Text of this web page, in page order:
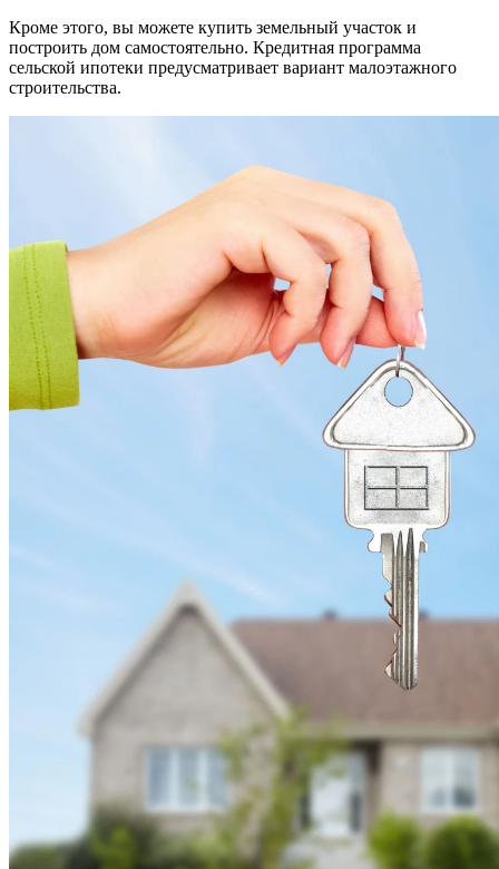
Кроме этого, вы можете купить земельный участок и
построить дом самостоятельно. Кредитная программа
сельской ипотеки предусматривает вариант малоэтажного
строительства.